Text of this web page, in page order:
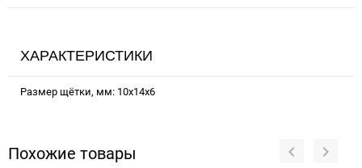
ХАРАКТЕРИСТИКИ
Размер щётки, мм: 10х14х6
Похожие товары